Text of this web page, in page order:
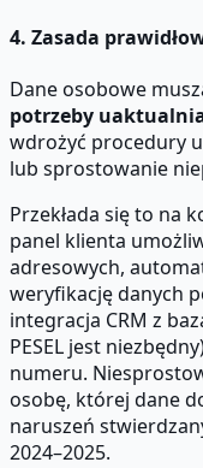
4. Zasada
Dane osobowe
potrzeby
wdrożyć procedury
lub sprostowanie
Przekłada się to na
panel klienta
adresowych,
weryfikację danych
integracja CRM z
PESEL jest
numeru.
osobę, której dane
naruszeń
2024–2025.